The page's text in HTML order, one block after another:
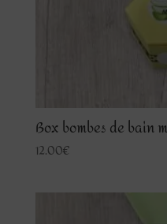
Box bombes de bain
12.00€